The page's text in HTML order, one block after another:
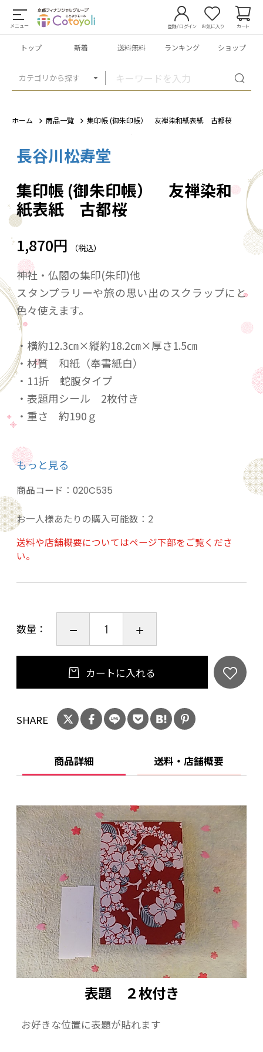
メニュー
カテゴリから探す
登録/ログイン お気に入り カート
トップ 新着 送料無料 ランキング ショップ
ホーム 商品一覧 集印帳 (御朱印帳） 友禅染和紙表紙 古都桜
長谷川松寿堂
集印帳 (御朱印帳） 友禅染和
紙表紙 古都桜
1,870円 （税込）
神社・仏閣の集印(朱印)他
スタンプラリーや旅の思い出のスクラップにと
色々使えます。
・横約12.3㎝×縦約18.2㎝×厚さ1.5㎝
・材質 和紙（奉書紙白）
・11折 蛇腹タイプ
・表題用シール 2枚付き
・重さ 約190ｇ
①赤 ②紺 ③紫 ④水 ⑤朱 ⑥草
お色によって在庫数が異なります。
ご希望の色が品切れの場合お時間がかかる場
合がございますので
ご注文の際対応させて頂きます。
※ご希望の色については購入時に「ご注文手続
いただきます様
お願い申し上げます。
注）製作工程で柄の位置が写真とは異なりま
すのでご了承ください。
もっと見る
商品コード： 020C535
お一人様あたりの購入可能数：2
送料や店舗概要についてはページ下部をご覧くださ
い。
数量：
カートに入れる
SHARE
商品詳細 送料・店舗概要
表題 ２枚付き
お好きな位置に表題が貼れます